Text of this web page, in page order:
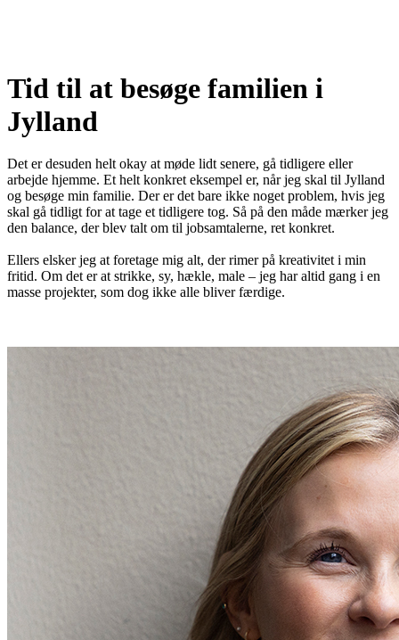
Tid til at besøge familien i
Jylland
Det er desuden helt okay at møde lidt senere, gå tidligere eller
arbejde hjemme. Et helt konkret eksempel er, når jeg skal til Jylland
og besøge min familie. Der er det bare ikke noget problem, hvis jeg
skal gå tidligt for at tage et tidligere tog. Så på den måde mærker jeg
den balance, der blev talt om til jobsamtalerne, ret konkret.
Ellers elsker jeg at foretage mig alt, der rimer på kreativitet i min
fritid. Om det er at strikke, sy, hækle, male – jeg har altid gang i en
masse projekter, som dog ikke alle bliver færdige.